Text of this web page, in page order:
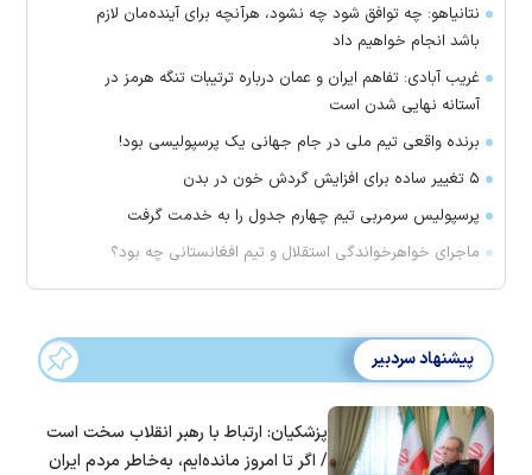
نتانیاهو: چه توافق شود چه نشود، هرآنچه برای آینده‌مان لازم
باشد انجام خواهیم داد
غریب آبادی: تفاهم ایران و عمان درباره ترتیبات تنگه هرمز در
آستانه نهایی شدن است
برنده واقعی تیم ملی در جام جهانی یک پرسپولیسی بود!
۵ تغییر ساده برای افزایش گردش خون در بدن
پرسپولیس سرمربی تیم چهارم جدول را به خدمت گرفت
ماجرای خواهرخواندگی استقلال و تیم افغانستانی چه بود؟
پیشنهاد سردبیر
پزشکیان: ارتباط با رهبر انقلاب سخت است
/ اگر تا امروز مانده‌ایم، به‌خاطر مردم ایران